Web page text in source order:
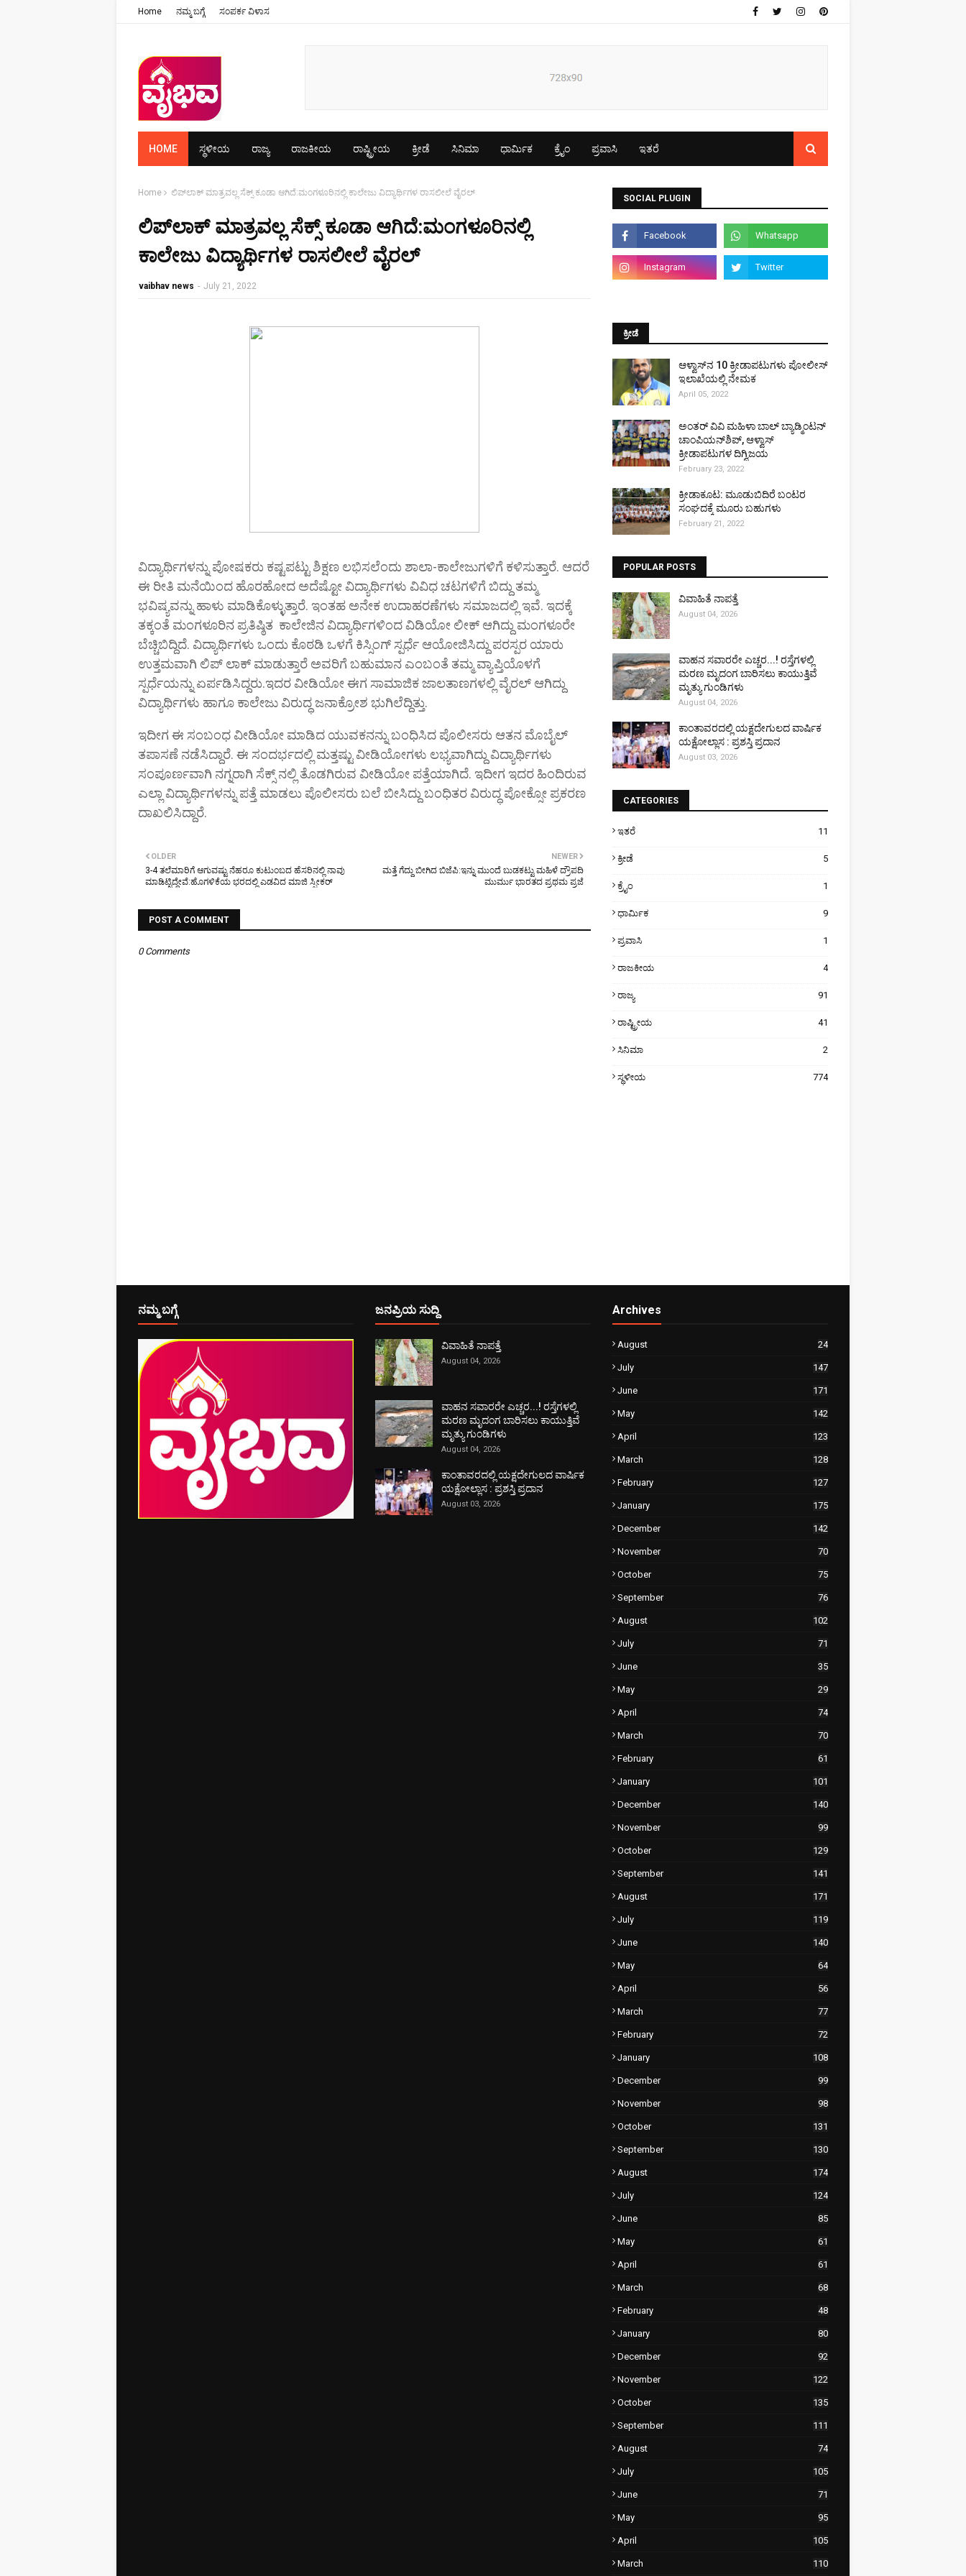
Home ನಮ್ಮ ಬಗ್ಗೆ ಸಂಪರ್ಕ ವಿಳಾಸ
HOME ಸ್ಥಳೀಯ ರಾಜ್ಯ ರಾಜಕೀಯ ರಾಷ್ಟ್ರೀಯ ಕ್ರೀಡೆ ಸಿನಿಮಾ ಧಾರ್ಮಿಕ ಕ್ರೈಂ ಪ್ರವಾಸಿ ಇತರೆ
Home ಲಿಪ್‌ಲಾಕ್ ಮಾತ್ರವಲ್ಲ ಸೆಕ್ಸ್ ಕೂಡಾ ಆಗಿದೆ:ಮಂಗಳೂರಿನಲ್ಲಿ ಕಾಲೇಜು ವಿದ್ಯಾರ್ಥಿಗಳ ರಾಸಲೀಲೆ ವೈರಲ್
ಲಿಪ್‌ಲಾಕ್ ಮಾತ್ರವಲ್ಲ ಸೆಕ್ಸ್ ಕೂಡಾ ಆಗಿದೆ:ಮಂಗಳೂರಿನಲ್ಲಿ
ಕಾಲೇಜು ವಿದ್ಯಾರ್ಥಿಗಳ ರಾಸಲೀಲೆ ವೈರಲ್
vaibhav news - July 21, 2022
ವಿದ್ಯಾರ್ಥಿಗಳನ್ನು ಪೋಷಕರು ಕಷ್ಟಪಟ್ಟು ಶಿಕ್ಷಣ ಲಭಿಸಲೆಂದು ಶಾಲಾ-ಕಾಲೇಜುಗಳಿಗೆ ಕಳಿಸುತ್ತಾರೆ. ಆದರೆ
ಈ ರೀತಿ ಮನೆಯಿಂದ ಹೊರಹೋದ ಅದೆಷ್ಟೋ ವಿದ್ಯಾರ್ಥಿಗಳು ವಿವಿಧ ಚಟಗಳಿಗೆ ಬಿದ್ದು ತಮ್ಮ
ಭವಿಷ್ಯವನ್ನು ಹಾಳು ಮಾಡಿಕೊಳ್ಳುತ್ತಾರೆ. ಇಂತಹ ಅನೇಕ ಉದಾಹರಣೆಗಳು ಸಮಾಜದಲ್ಲಿ ಇವೆ. ಇದಕ್ಕೆ
ತಕ್ಕಂತೆ ಮಂಗಳೂರಿನ ಪ್ರತಿಷ್ಠಿತ ಕಾಲೇಜಿನ ವಿದ್ಯಾರ್ಥಿಗಳಿಂದ ವಿಡಿಯೋ ಲೀಕ್ ಆಗಿದ್ದು ಮಂಗಳೂರೇ
ಬೆಚ್ಚಿಬಿದ್ದಿದೆ. ವಿದ್ಯಾರ್ಥಿಗಳು ಒಂದು ಕೊಠಡಿ ಒಳಗೆ ಕಿಸ್ಸಿಂಗ್ ಸ್ಪರ್ಧೆ ಆಯೋಜಿಸಿದ್ದು ಪರಸ್ಪರ ಯಾರು
ಉತ್ತಮವಾಗಿ ಲಿಪ್ ಲಾಕ್ ಮಾಡುತ್ತಾರೆ ಅವರಿಗೆ ಬಹುಮಾನ ಎಂಬಂತೆ ತಮ್ಮ ವ್ಯಾಪ್ತಿಯೊಳಗೆ
ಸ್ಪರ್ಧೆಯನ್ನು ಏರ್ಪಡಿಸಿದ್ದರು.ಇದರ ವೀಡಿಯೋ ಈಗ ಸಾಮಾಜಿಕ ಜಾಲತಾಣಗಳಲ್ಲಿ ವೈರಲ್ ಆಗಿದ್ದು
ವಿದ್ಯಾರ್ಥಿಗಳು ಹಾಗೂ ಕಾಲೇಜು ವಿರುದ್ಧ ಜನಾಕ್ರೋಶ ಭುಗಿಲೆದ್ದಿತ್ತು.
ಇದೀಗ ಈ ಸಂಬಂಧ ವೀಡಿಯೋ ಮಾಡಿದ ಯುವಕನನ್ನು ಬಂಧಿಸಿದ ಪೊಲೀಸರು ಆತನ ಮೊಬೈಲ್
ತಪಾಸಣೆ ನಡೆಸಿದ್ದಾರೆ. ಈ ಸಂದರ್ಭದಲ್ಲಿ ಮತ್ತಷ್ಟು ವೀಡಿಯೋಗಳು ಲಭ್ಯವಾಗಿದ್ದು ವಿದ್ಯಾರ್ಥಿಗಳು
ಸಂಪೂರ್ಣವಾಗಿ ನಗ್ನರಾಗಿ ಸೆಕ್ಸ್ ನಲ್ಲಿ ತೊಡಗಿರುವ ವೀಡಿಯೋ ಪತ್ತೆಯಾಗಿದೆ. ಇದೀಗ ಇದರ ಹಿಂದಿರುವ
ಎಲ್ಲಾ ವಿದ್ಯಾರ್ಥಿಗಳನ್ನು ಪತ್ತೆ ಮಾಡಲು ಪೊಲೀಸರು ಬಲೆ ಬೀಸಿದ್ದು ಬಂಧಿತರ ವಿರುದ್ಧ ಪೋಕ್ಸೋ ಪ್ರಕರಣ
ದಾಖಲಿಸಿದ್ದಾರೆ.
NEWER
ಮತ್ತೆ ಗೆದ್ದು ಬೀಗಿದ ಬಿಜೆಪಿ:ಇನ್ನು ಮುಂದೆ ಬುಡಕಟ್ಟು ಮಹಿಳೆ ದ್ರೌಪದಿ
ಮುರ್ಮು ಭಾರತದ ಪ್ರಥಮ ಪ್ರಜೆ
OLDER
3-4 ತಲೆಮಾರಿಗೆ ಆಗುವಷ್ಟು ನೆಹರೂ ಕುಟುಂಬದ ಹೆಸರಿನಲ್ಲಿ ನಾವು
ಮಾಡಿಟ್ಟಿದ್ದೇವೆ:ಹೊಗಳಿಕೆಯ ಭರದಲ್ಲಿ ಎಡವಿದ ಮಾಜಿ ಸ್ಪೀಕರ್
POST A COMMENT
0 Comments
SOCIAL PLUGIN
ಕ್ರೀಡೆ
ಆಳ್ವಾಸ್‌ನ 10 ಕ್ರೀಡಾಪಟುಗಳು ಪೋಲೀಸ್
ಇಲಾಖೆಯಲ್ಲಿ ನೇಮಕ
April 05, 2022
ಅಂತರ್ ವಿವಿ ಮಹಿಳಾ ಬಾಲ್ ಬ್ಯಾಡ್ಮಿಂಟನ್
ಚಾಂಪಿಯನ್‌ಶಿಪ್, ಆಳ್ವಾಸ್
ಕ್ರೀಡಾಪಟುಗಳ ದಿಗ್ವಿಜಯ
February 23, 2022
ಕ್ರೀಡಾಕೂಟ: ಮೂಡುಬಿದಿರೆ ಬಂಟರ
ಸಂಘದಕ್ಕೆ ಮೂರು ಬಹುಗಳು
February 21, 2022
POPULAR POSTS
ವಿವಾಹಿತೆ ನಾಪತ್ತೆ
August 04, 2026
ವಾಹನ ಸವಾರರೇ ಎಚ್ಚರ...! ರಸ್ತೆಗಳಲ್ಲಿ
ಮರಣ ಮೃದಂಗ ಬಾರಿಸಲು ಕಾಯುತ್ತಿವೆ
ಮೃತ್ಯು ಗುಂಡಿಗಳು
August 04, 2026
ಕಾಂತಾವರದಲ್ಲಿ ಯಕ್ಷದೇಗುಲದ ವಾರ್ಷಿಕ
ಯಕ್ಷೋಲ್ಲಾಸ : ಪ್ರಶಸ್ತಿ ಪ್ರದಾನ
August 03, 2026
CATEGORIES
ಇತರೆ 11
ಕ್ರೀಡೆ 5
ಕ್ರೈಂ 1
ಧಾರ್ಮಿಕ 9
ಪ್ರವಾಸಿ 1
ರಾಜಕೀಯ 4
ರಾಜ್ಯ 91
ರಾಷ್ಟ್ರೀಯ 41
ಸಿನಿಮಾ 2
ಸ್ಥಳೀಯ 774
ನಮ್ಮ ಬಗ್ಗೆ ಜನಪ್ರಿಯ ಸುದ್ದಿ
ವಿವಾಹಿತೆ ನಾಪತ್ತೆ
August 04, 2026
ವಾಹನ ಸವಾರರೇ ಎಚ್ಚರ...! ರಸ್ತೆಗಳಲ್ಲಿ
ಮರಣ ಮೃದಂಗ ಬಾರಿಸಲು ಕಾಯುತ್ತಿವೆ
ಮೃತ್ಯು ಗುಂಡಿಗಳು
August 04, 2026
ಕಾಂತಾವರದಲ್ಲಿ ಯಕ್ಷದೇಗುಲದ ವಾರ್ಷಿಕ
ಯಕ್ಷೋಲ್ಲಾಸ : ಪ್ರಶಸ್ತಿ ಪ್ರದಾನ
August 03, 2026
Archives
August 24
July 147
June 171
May 142
April 123
March 128
February 127
January 175
December 142
November 70
October 75
September 76
August 102
July 71
June 35
May 29
April 74
March 70
February 61
January 101
December 140
November 99
October 129
September 141
August 171
July 119
June 140
May 64
April 56
March 77
February 72
January 108
December 99
November 98
October 131
September 130
August 174
July 124
June 85
May 61
April 61
March 68
February 48
January 80
December 92
November 122
October 135
September 111
August 74
July 105
June 71
May 95
April 105
March 110